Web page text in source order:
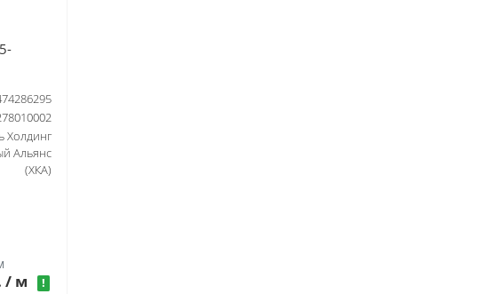
Холдинг
Альянс
(ХКА)
/ м !